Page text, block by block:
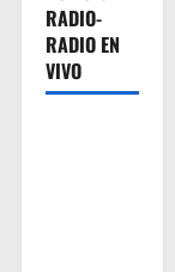
RADIO-
RADIO EN
VIVO